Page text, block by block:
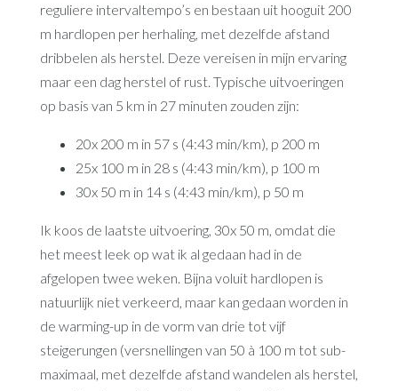
reguliere intervaltempo’s en bestaan uit hooguit 200
m hardlopen per herhaling, met dezelfde afstand
dribbelen als herstel. Deze vereisen in mijn ervaring
maar een dag herstel of rust. Typische uitvoeringen
op basis van 5 km in 27 minuten zouden zijn:
20x 200 m in 57 s (4:43 min/km), p 200 m
25x 100 m in 28 s (4:43 min/km), p 100 m
30x 50 m in 14 s (4:43 min/km), p 50 m
Ik koos de laatste uitvoering, 30x 50 m, omdat die
het meest leek op wat ik al gedaan had in de
afgelopen twee weken. Bijna voluit hardlopen is
natuurlijk niet verkeerd, maar kan gedaan worden in
de warming-up in de vorm van drie tot vijf
steigerungen (versnellingen van 50 à 100 m tot sub-
maximaal, met dezelfde afstand wandelen als herstel,